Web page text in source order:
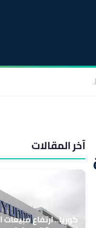
آخر المقالات
كوريا.. ارتفاع مبيعات